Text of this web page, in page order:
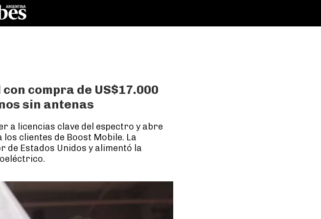
compra de US$17.000
sin antenas
a licencias clave del espectro y abre
clientes de Boost Mobile. La
Estados Unidos y alimentó la